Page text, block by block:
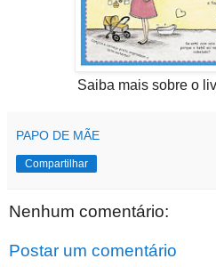
Saiba mais sobre o
PAPO DE MÃE
Compartilhar
Nenhum comentário:
Postar um comentário